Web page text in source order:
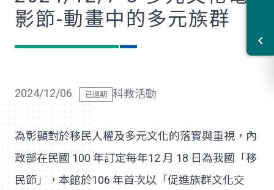
影節-動畫中的多元族群
2024/12/06 科教活動
為彰顯對於移民人權及多元文化的落實與重視，內
政部在民國 100 年訂定每年12 月 18 日為我國「移
民節」，本館於106 年首次以「促進族群文化交